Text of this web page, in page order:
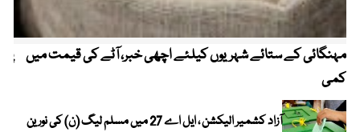
مہنگائی کے ستائے شہریوں کیلئے اچھی خبر، آٹے کی قیمت میں
کمی
آزاد کشمیر الیکشن ، ایل اے 27 میں مسلم لیگ (ن) کی نورین